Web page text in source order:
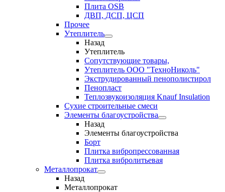
Плита OSB
ДВП, ДСП, ЦСП
Прочее
Утеплитель
Назад
Утеплитель
Сопутствующие товары,
Утеплитель ООО "ТехноНиколь"
Экструдированный пенополистирол
Пенопласт
Теплозвукоизоляция Knauf Insulation
Сухие строительные смеси
Элементы благоустройства
Назад
Элементы благоустройства
Борт
Плитка вибропрессованная
Плитка вибролитьевая
Металлопрокат
Назад
Металлопрокат